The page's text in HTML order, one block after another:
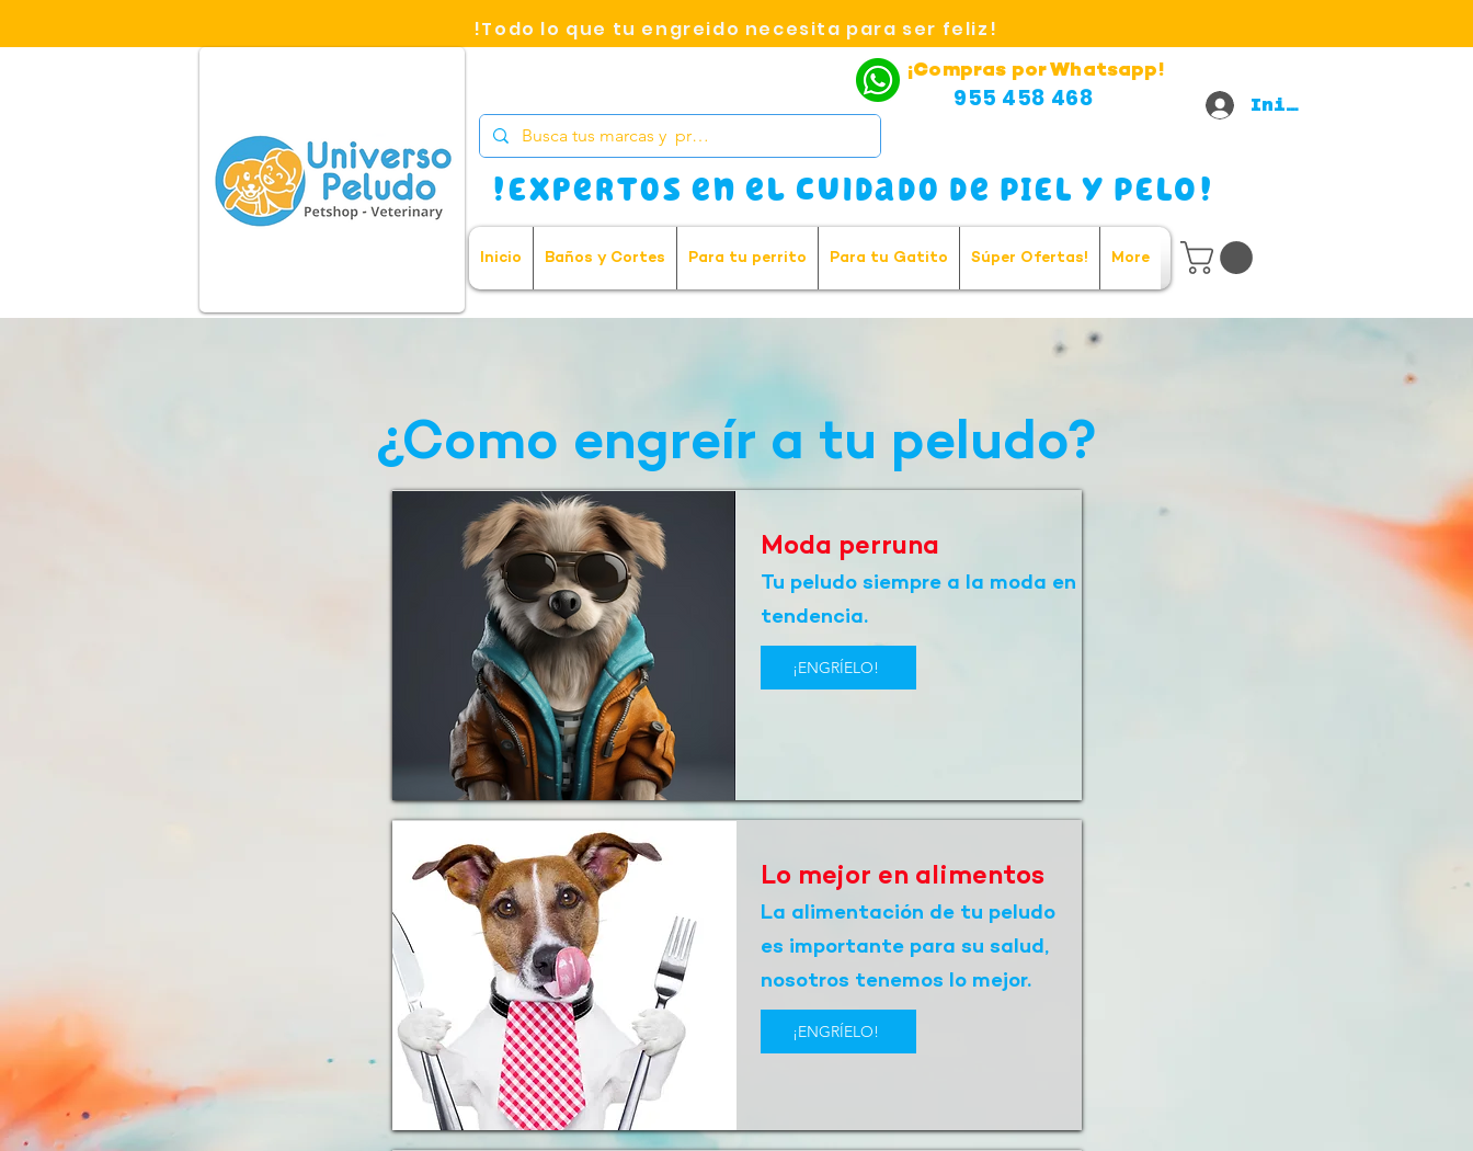
!Todo lo que tu engreido necesita para ser feliz!
¡Compras por Whatsapp!
955 458 468 Iniciar sesión
!Expertos en el cuidado de PIEL Y PELO!
Inicio Baños y Cortes Para tu perrito Para tu Gatito Súper Ofertas! More
¿Como engreír a tu peludo?
Moda perruna
Tu peludo siempre a la moda en
tendencia.
¡ENGRÍELO!
Lo mejor en alimentos
La alimentación de tu peludo
es importante para su salud,
nosotros tenemos lo mejor.
¡ENGRÍELO!